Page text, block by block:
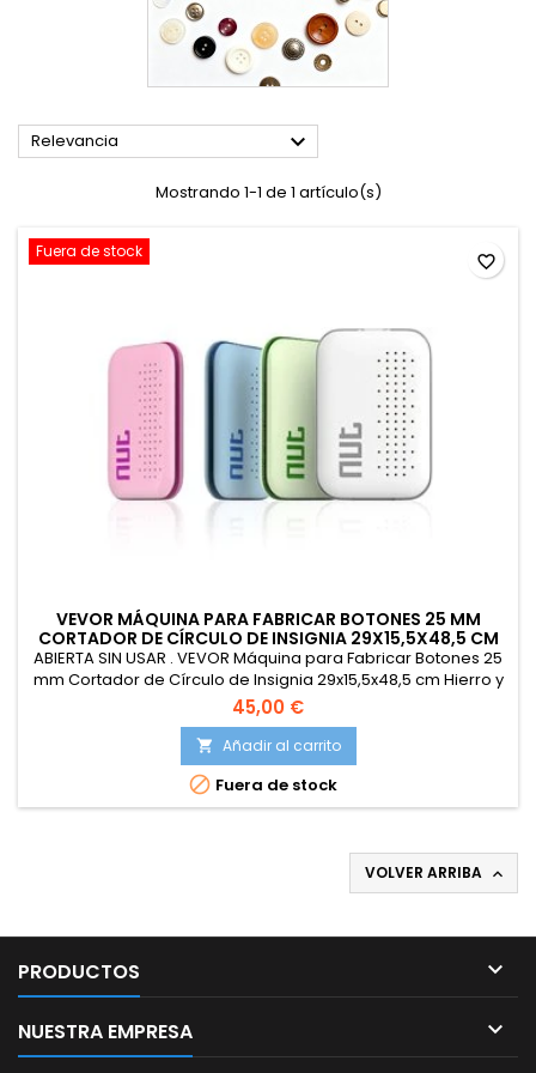
Relevancia 
Mostrando 1-1 de 1 artículo(s)
Fuera de stock
VEVOR MÁQUINA PARA FABRICAR BOTONES 25 MM
CORTADOR DE CÍRCULO DE INSIGNIA 29X15,5X48,5 CM
ABIERTA SIN USAR . VEVOR Máquina para Fabricar Botones 25
mm Cortador de Círculo de Insignia 29x15,5x48,5 cm Hierro y
ABS Máquina para Hacer Pines Chapas Lazos Llaveros
Abrebotellas Personalizadas 500 Piezas
45,00 €
 Añadir al carrito
 Fuera de stock
favorite_border
VOLVER ARRIBA 
PRODUCTOS 
NUESTRA EMPRESA 